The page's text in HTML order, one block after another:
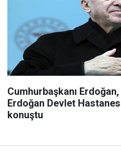
Cumhurbaşkanı
Erdoğan Devlet
konuştu